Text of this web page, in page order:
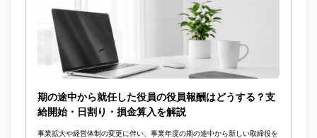
期の途中から就任した役員の役員報酬はどうする？支
給開始・日割り・損金算入を解説
事業拡大や経営体制の変更に伴い、事業年度の期の途中から新しい取締役を